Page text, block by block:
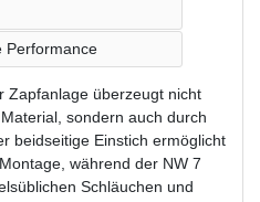
Performance
Zapfanlage überzeugt nicht
sondern auch durch
beidseitige Einstich ermöglicht
während der NW 7
Schläuchen und